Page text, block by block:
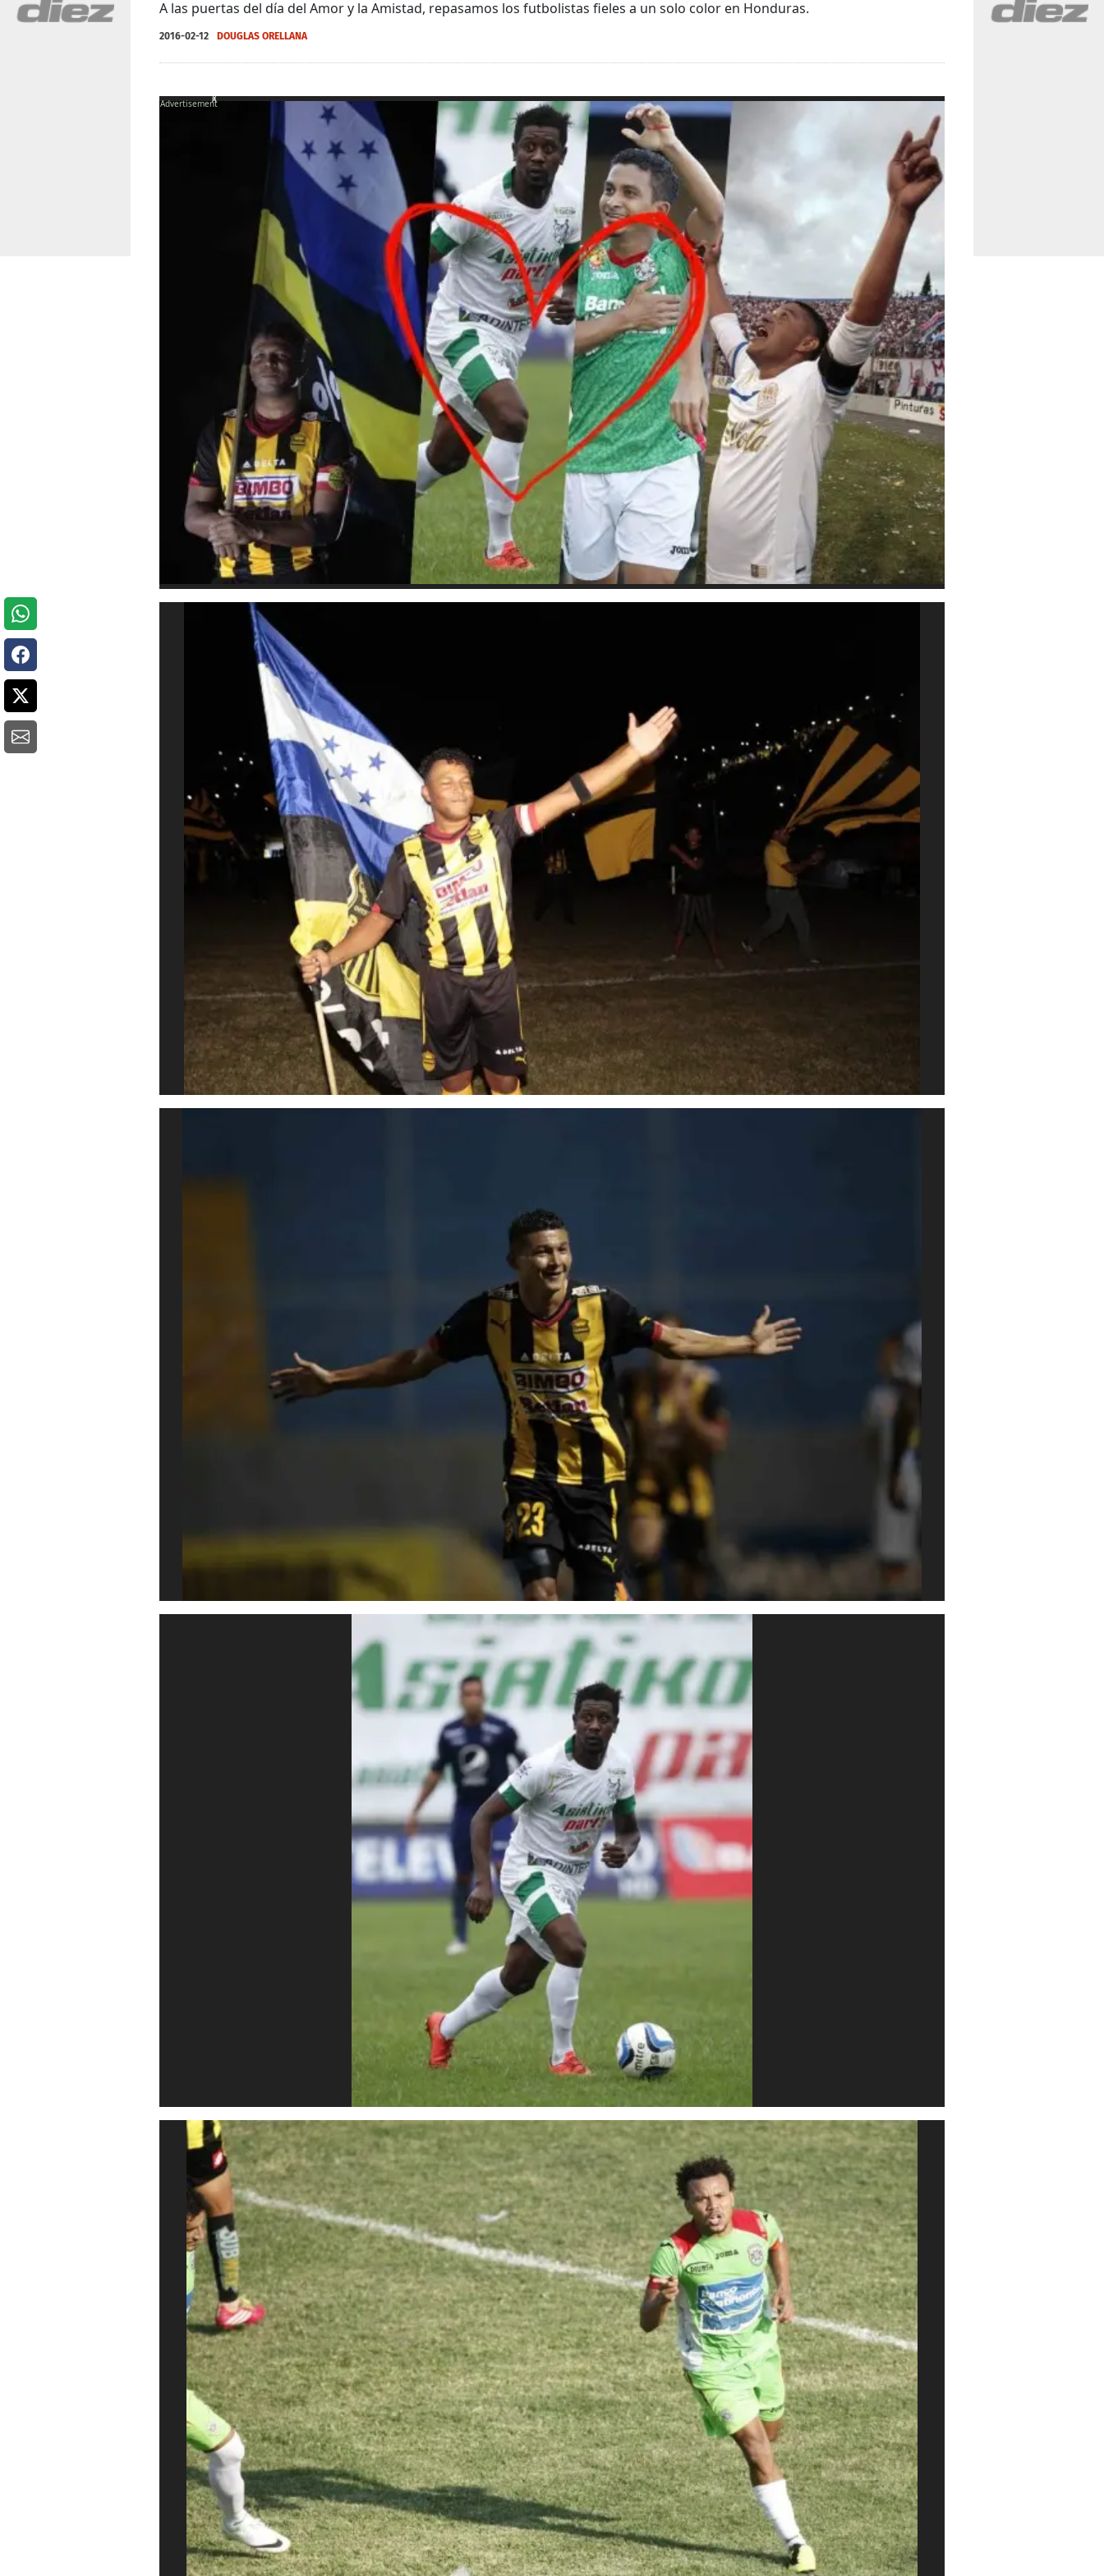
A las puertas del día del Amor y la Amistad, repasamos los futbolistas fieles a un solo color en Honduras.
2016-02-12 DOUGLAS ORELLANA
X